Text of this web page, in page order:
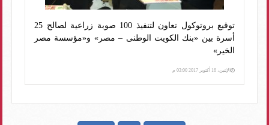
توقيع بروتوكول تعاون لتنفيذ 100 صوبة زراعية لصالح 25
أسرة بين «بنك الكويت الوطنى – مصر» و«مؤسسة مصر
الخير»
الإثنين، 16 أكتوبر 2017 03:00 م